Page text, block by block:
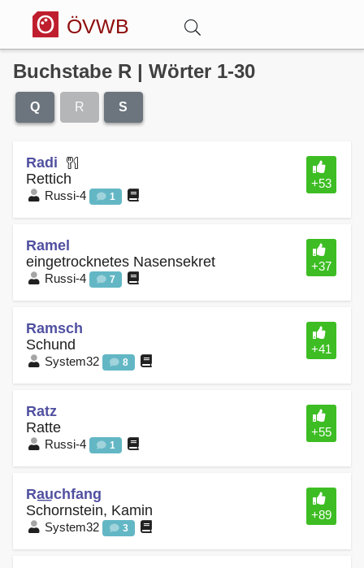
ÖVWB
Anmelden
Wörterbuch
Hitparade
Blog
Buchstabe R | Wörter 1-30
Q R S
+53
Radi
Rettich
Russi-4 1
+37
Ramel
eingetrocknetes Nasensekret
Russi-4 7
+41
Ramsch
Schund
System32 8
+55
Ratz
Ratte
Russi-4 1
+89
Ra͟uchfang
Schornstein, Kamin
System32 3